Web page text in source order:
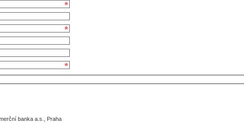
banka a.s., Praha